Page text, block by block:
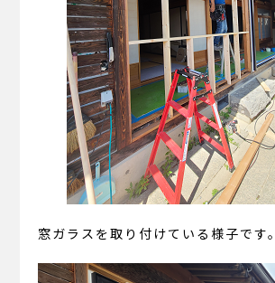
窓ガラスを取り付けている様子です。